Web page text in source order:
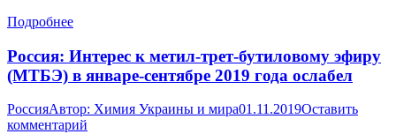
Подробнее
Россия: Интерес к метил-трет-бутиловому эфиру
(МТБЭ) в январе-сентябре 2019 года ослабел
РоссияАвтор: Химия Украины и мира01.11.2019Оставить
комментарий